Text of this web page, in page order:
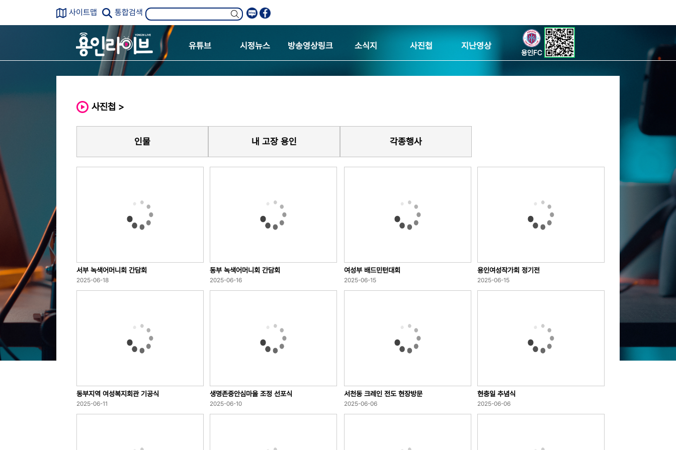
사이트맵 통합검색
유튜브 시정뉴스 방송영상링크 소식지 사진첩 지난영상
용인FC
사진첩 >
인물 내 고장 용인 각종행사
서부 녹색어머니회 간담회
2025-06-18
동부 녹색어머니회 간담회
2025-06-16
여성부 배드민턴대회
2025-06-15
용인여성작가회 정기전
2025-06-15
동부지역 여성복지회관 기공식
2025-06-11
생명존중안심마을 조정 선포식
2025-06-10
서천동 크레인 전도 현장방문
2025-06-06
현충일 추념식
2025-06-06